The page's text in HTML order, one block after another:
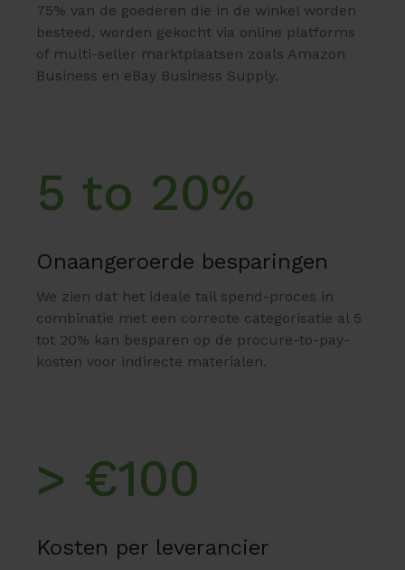
75% van de goederen die in de winkel worden
besteed, worden gekocht via online platforms
of multi-seller marktplaatsen zoals Amazon
Business en eBay Business Supply.
5 to 20%
Onaangeroerde besparingen
We zien dat het ideale tail spend-proces in
combinatie met een correcte categorisatie al 5
tot 20% kan besparen op de procure-to-pay-
kosten voor indirecte materialen.
> €100
Kosten per leverancier